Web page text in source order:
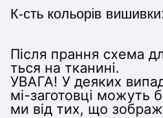
К-сть кольорів
Після прання схема
ться на тканині.
УВАГА! У деяких
мі-заготовці можуть
ми від тих, що